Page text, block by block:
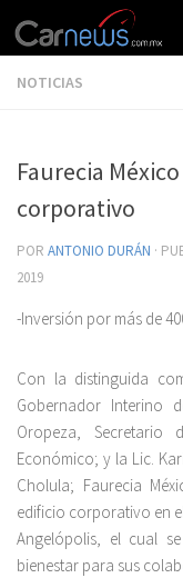
NOTICIAS
Faurecia
corporativo
POR ANTONIO DURÁN ·
2019
-Inversión por más de
Con la distinguida
Gobernador Interino
Oropeza, Secretario
Económico; y la Lic.
Cholula; Faurecia
edificio corporativo en
Angelópolis, el cual
bienestar para sus